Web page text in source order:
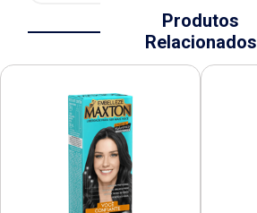
Produtos
Relacionados